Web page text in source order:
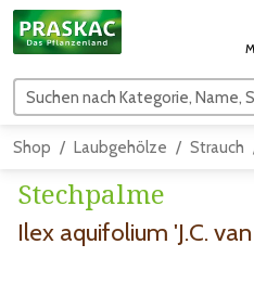
Shop Laubgehölze Strauch
Stechpalme
Ilex aquifolium 'J.C.